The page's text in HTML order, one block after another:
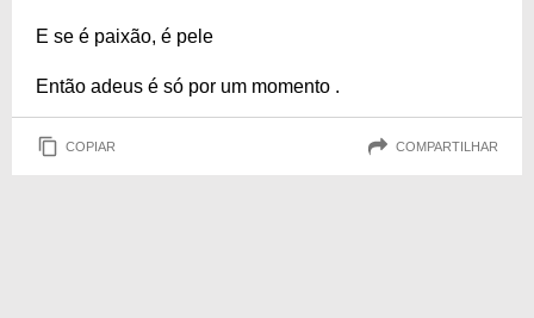
E se é paixão, é pele
Então adeus é só por um momento .
COPIAR COMPARTILHAR